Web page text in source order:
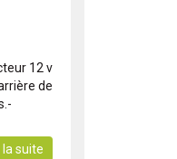
12 v
de
la suite